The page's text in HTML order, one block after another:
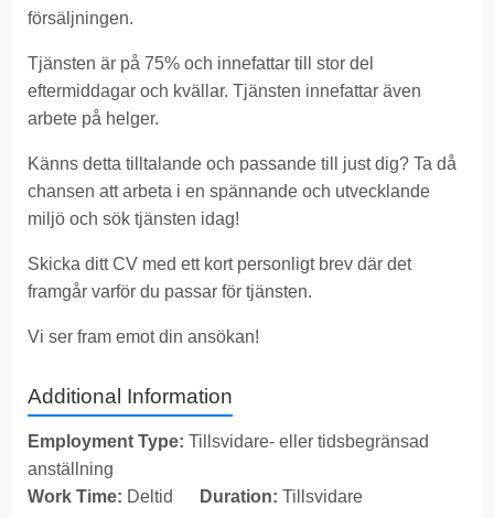
försäljningen.
Tjänsten är på 75% och innefattar till stor del
eftermiddagar och kvällar. Tjänsten innefattar även
arbete på helger.
Känns detta tilltalande och passande till just dig? Ta då
chansen att arbeta i en spännande och utvecklande
miljö och sök tjänsten idag!
Skicka ditt CV med ett kort personligt brev där det
framgår varför du passar för tjänsten.
Vi ser fram emot din ansökan!
Additional Information
Employment Type: Tillsvidare- eller tidsbegränsad
anställning
Work Time: Deltid Duration: Tillsvidare